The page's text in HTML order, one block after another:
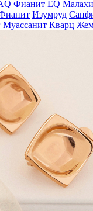
Фианит EQ
Изумруд
Муассанит Кварц